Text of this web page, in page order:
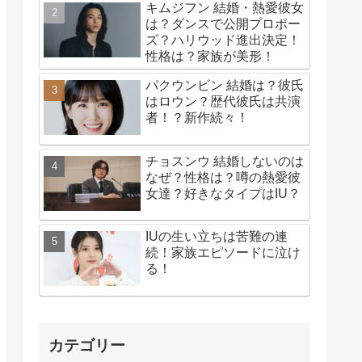
キムジフン 結婚・熱愛彼女
は？ダンスで公開プロポー
ズ？ハリウッド進出決定！
性格は？家族が美形！
パクウンビン 結婚は？彼氏
はロウン？歴代彼氏は共演
者！？新作続々！
チョスンウ 結婚しないのは
なぜ？性格は？噂の熱愛彼
女達？好きなタイプはIU？
IUの生い立ちは苦難の連
続！家族エピソードに泣け
る！
カテゴリー